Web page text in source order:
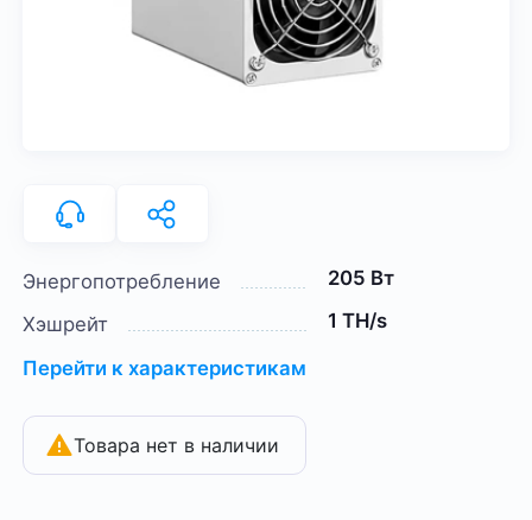
Энергопотребление
205 Вт
Хэшрейт
1 TH/s
Перейти к характеристикам
Товара нет в наличии